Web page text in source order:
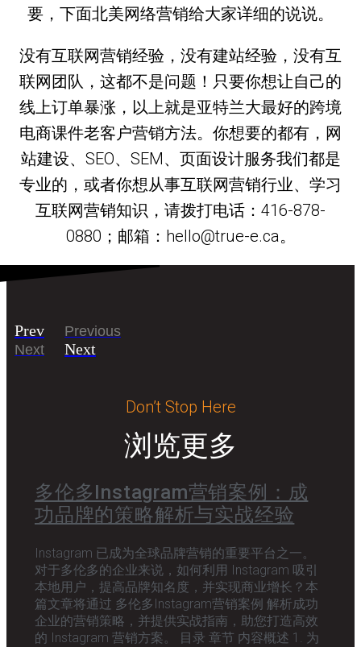
要，下面北美网络营销给大家详细的说说。
没有互联网营销经验，没有建站经验，没有互
联网团队，这都不是问题！只要你想让自己的
线上订单暴涨，以上就是亚特兰大最好的跨境
电商课件老客户营销方法。你想要的都有，网
站建设、SEO、SEM、页面设计服务我们都是
专业的，或者你想从事互联网营销行业、学习
互联网营销知识，请拨打电话：416-878-
0880；邮箱：hello@true-e.ca。
Prev
Previous
Next
Next
Don’t Stop Here
浏览更多
多伦多Instagram营销案例：成
功品牌的策略解析与实战经验
Instagram 已成为全球品牌营销的重要平台之一。
对于多伦多的企业来说，如何利用 Instagram 吸引
本地用户，提高品牌知名度，并实现商业增长？本
篇文章将通过 多伦多Instagram营销案例 解析成功
企业的营销策略，并提供实战指南，助您打造高效
的 Instagram 营销方案。 目录 章节 内容概述 1. 为